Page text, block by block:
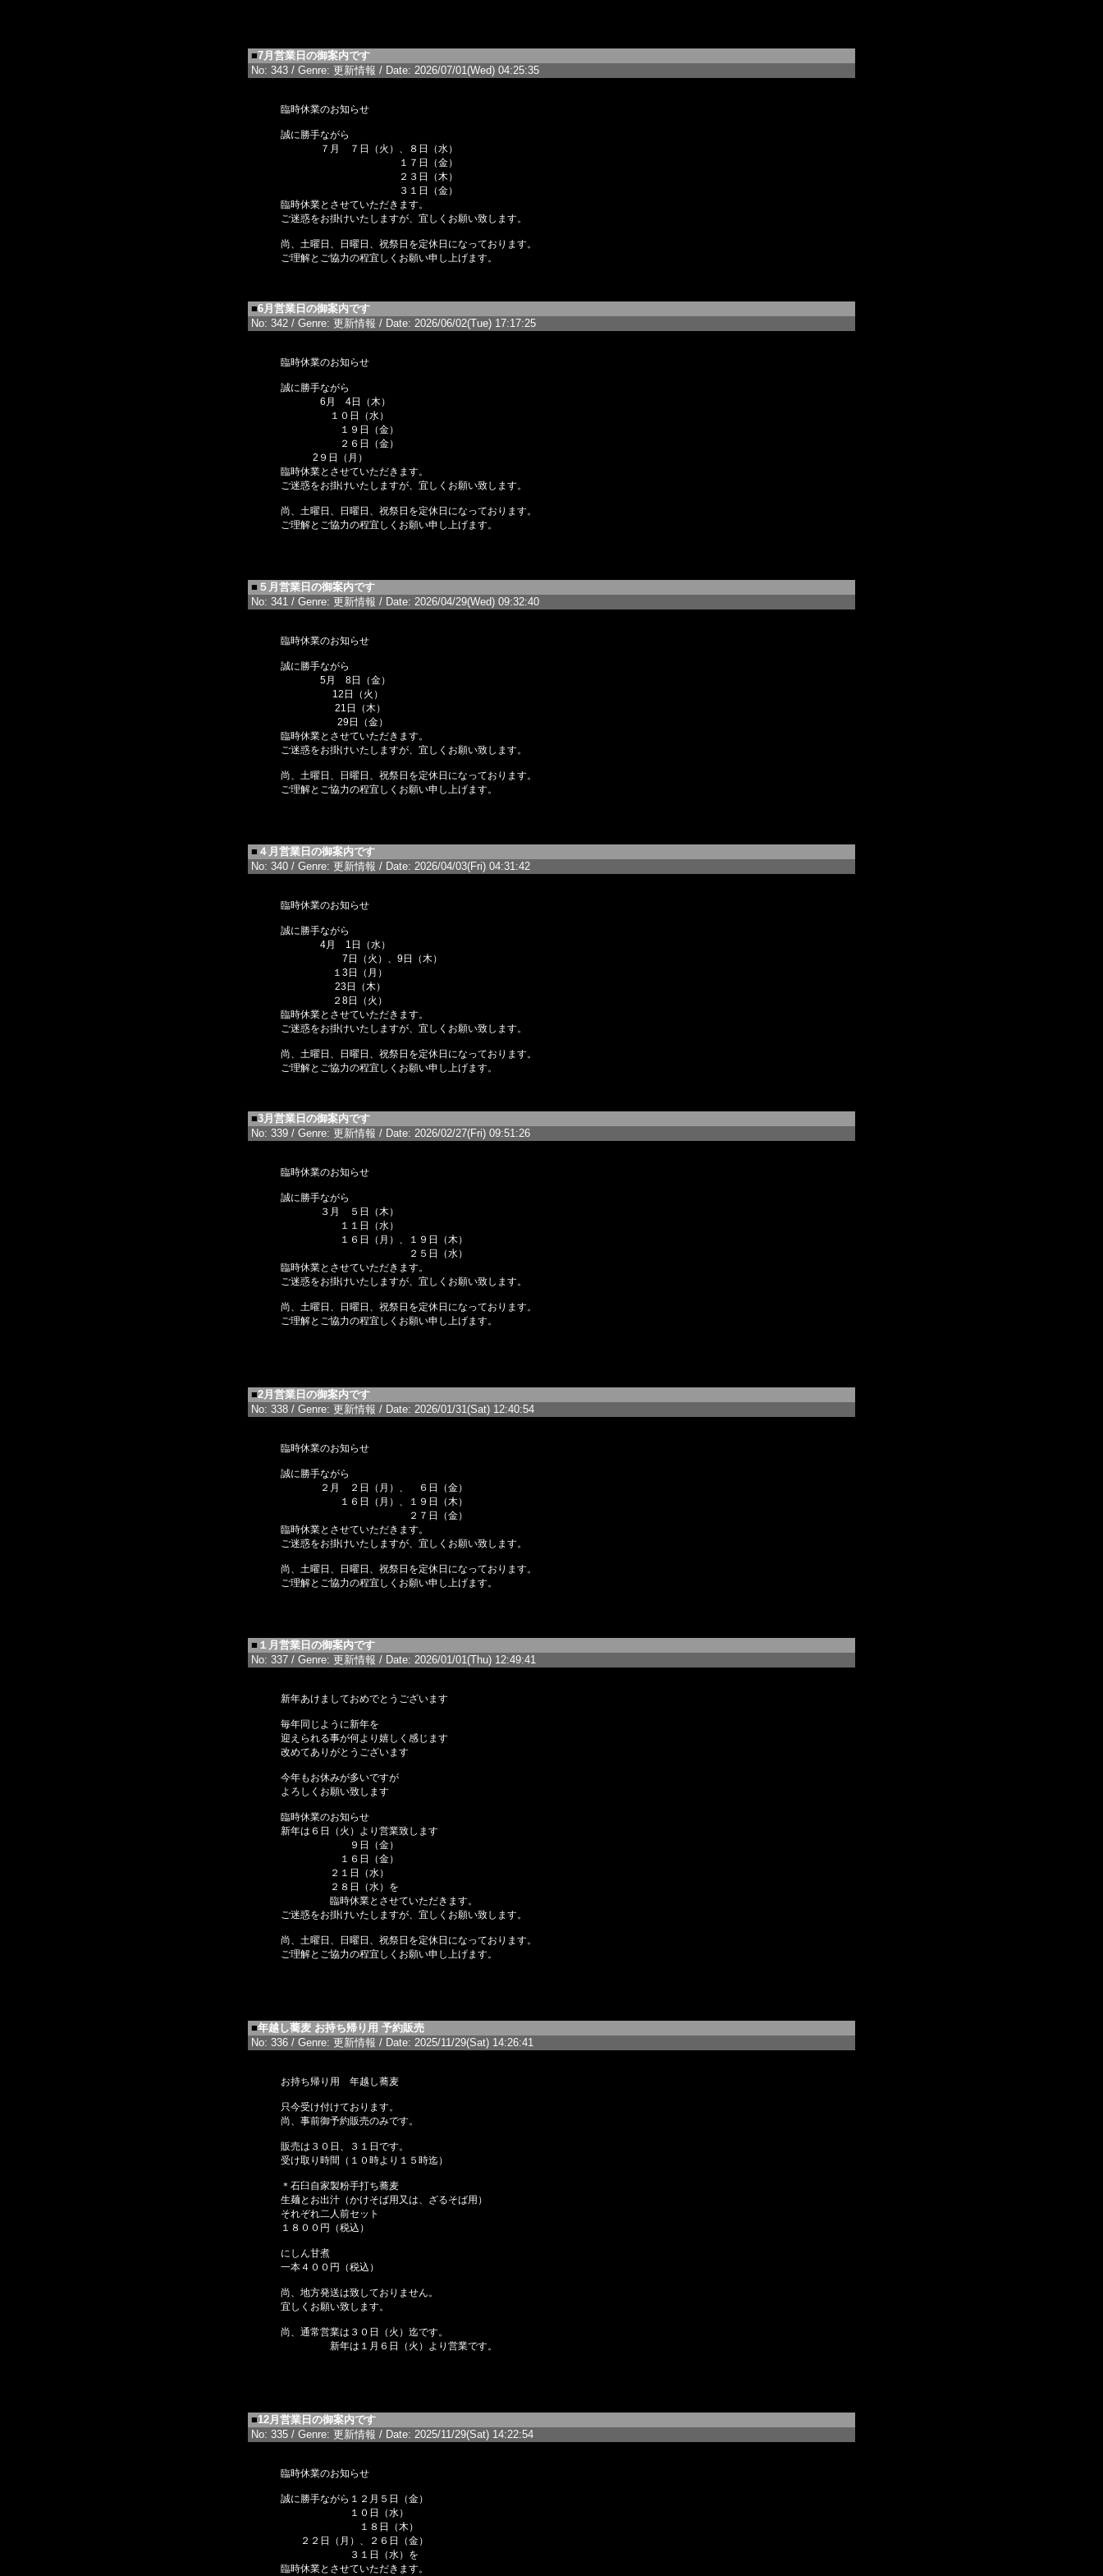
■7月営業日の御案内です
No: 343 / Genre: 更新情報 / Date: 2026/07/01(Wed) 04:25:35
臨時休業のお知らせ
誠に勝手ながら
７月 ７日（火）、８日（水）
１７日（金）
２３日（木）
３１日（金）
臨時休業とさせていただきます。
ご迷惑をお掛けいたしますが、宜しくお願い致します。
尚、土曜日、日曜日、祝祭日を定休日になっております。
ご理解とご協力の程宜しくお願い申し上げます。
■6月営業日の御案内です
No: 342 / Genre: 更新情報 / Date: 2026/06/02(Tue) 17:17:25
臨時休業のお知らせ
誠に勝手ながら
6月 4日（木）
１０日（水）
１９日（金）
２６日（金）
2９日（月）
臨時休業とさせていただきます。
ご迷惑をお掛けいたしますが、宜しくお願い致します。
尚、土曜日、日曜日、祝祭日を定休日になっております。
ご理解とご協力の程宜しくお願い申し上げます。
■ ５月営業日の御案内です
No: 341 / Genre: 更新情報 / Date: 2026/04/29(Wed) 09:32:40
臨時休業のお知らせ
誠に勝手ながら
5月 8日（金）
12日（火）
21日（木）
29日（金）
臨時休業とさせていただきます。
ご迷惑をお掛けいたしますが、宜しくお願い致します。
尚、土曜日、日曜日、祝祭日を定休日になっております。
ご理解とご協力の程宜しくお願い申し上げます。
■ ４月営業日の御案内です
No: 340 / Genre: 更新情報 / Date: 2026/04/03(Fri) 04:31:42
臨時休業のお知らせ
誠に勝手ながら
4月 1日（水）
7日（火）、9日（木）
１3日（月）
23日（木）
２8日（火）
臨時休業とさせていただきます。
ご迷惑をお掛けいたしますが、宜しくお願い致します。
尚、土曜日、日曜日、祝祭日を定休日になっております。
ご理解とご協力の程宜しくお願い申し上げます。
■3月営業日の御案内です
No: 339 / Genre: 更新情報 / Date: 2026/02/27(Fri) 09:51:26
臨時休業のお知らせ
誠に勝手ながら
３月 ５日（木）
１１日（水）
１６日（月）、１９日（木）
２５日（水）
臨時休業とさせていただきます。
ご迷惑をお掛けいたしますが、宜しくお願い致します。
尚、土曜日、日曜日、祝祭日を定休日になっております。
ご理解とご協力の程宜しくお願い申し上げます。
■2月営業日の御案内です
No: 338 / Genre: 更新情報 / Date: 2026/01/31(Sat) 12:40:54
臨時休業のお知らせ
誠に勝手ながら
２月 ２日（月）、 ６日（金）
１６日（月）、１９日（木）
２７日（金）
臨時休業とさせていただきます。
ご迷惑をお掛けいたしますが、宜しくお願い致します。
尚、土曜日、日曜日、祝祭日を定休日になっております。
ご理解とご協力の程宜しくお願い申し上げます。
■ １月営業日の御案内です
No: 337 / Genre: 更新情報 / Date: 2026/01/01(Thu) 12:49:41
新年あけましておめでとうございます
毎年同じように新年を
迎えられる事が何より嬉しく感じます
改めてありがとうございます
今年もお休みが多いですが
よろしくお願い致します
臨時休業のお知らせ
新年は６日（火）より営業致します
９日（金）
１６日（金）
２１日（水）
２８日（水）を
臨時休業とさせていただきます。
ご迷惑をお掛けいたしますが、宜しくお願い致します。
尚、土曜日、日曜日、祝祭日を定休日になっております。
ご理解とご協力の程宜しくお願い申し上げます。
■年越し蕎麦 お持ち帰り用 予約販売
No: 336 / Genre: 更新情報 / Date: 2025/11/29(Sat) 14:26:41
お持ち帰り用 年越し蕎麦
只今受け付けております。
尚、事前御予約販売のみです。
販売は３０日、３１日です。
受け取り時間（１０時より１５時迄）
＊石臼自家製粉手打ち蕎麦
生麺とお出汁（かけそば用又は、ざるそば用）
それぞれ二人前セット
１８００円（税込）
にしん甘煮
一本４００円（税込）
尚、地方発送は致しておりません。
宜しくお願い致します。
尚、通常営業は３０日（火）迄です。
新年は１月６日（火）より営業です。
■12月営業日の御案内です
No: 335 / Genre: 更新情報 / Date: 2025/11/29(Sat) 14:22:54
臨時休業のお知らせ
誠に勝手ながら１２月５日（金）
１０日（水）
１８日（木）
２２日（月）、２６日（金）
３１日（水）を
臨時休業とさせていただきます。